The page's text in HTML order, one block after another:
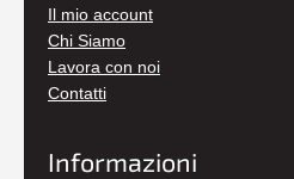
Il mio account
Chi Siamo
Lavora con noi
Contatti
Informazioni